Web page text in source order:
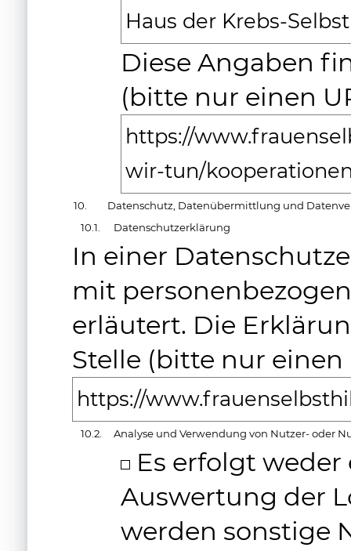
Haus der Krebs-
Diese Angaben
(bitte nur einen
https://
wir-tun/
10.
Datenschutz, Datenübermittlung und
10.1.
Datenschutzerklärung
In einer
mit
erläutert. Die
Stelle (bitte nur einen
https://
10.2. Analyse und Verwendung von Nutzer- oder
Es erfolgt weder
Auswertung der
werden sonstige